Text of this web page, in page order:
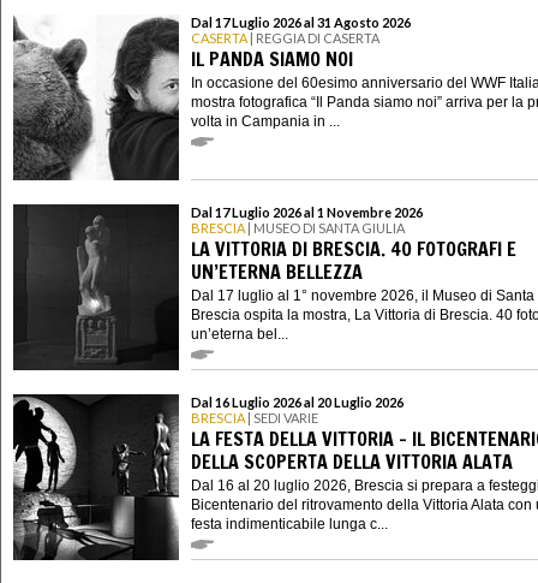
Dal 17 Luglio 2026 al 31 Agosto 2026
CASERTA | REGGIA DI CASERTA
IL PANDA SIAMO NOI
In occasione del 60esimo anniversario del WWF
mostra fotografica “Il Panda siamo noi” arriva per la
volta in Campania in ...
Dal 17 Luglio 2026 al 1 Novembre 2026
BRESCIA | MUSEO DI SANTA GIULIA
LA VITTORIA DI BRESCIA. 40 FOTOGRAFI E
UN’ETERNA BELLEZZA
Dal 17 luglio al 1° novembre 2026, il Museo di
Brescia ospita la mostra, La Vittoria di Brescia. 40
un’eterna bel...
Dal 16 Luglio 2026 al 20 Luglio 2026
BRESCIA | SEDI VARIE
LA FESTA DELLA VITTORIA – IL
DELLA SCOPERTA DELLA VITTORIA ALATA
Dal 16 al 20 luglio 2026, Brescia si prepara a
Bicentenario del ritrovamento della Vittoria Alata con
festa indimenticabile lunga c...